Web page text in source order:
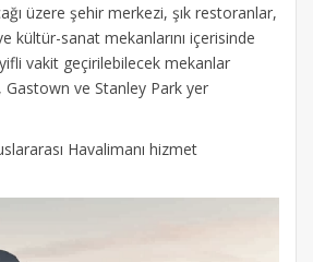
üzere şehir merkezi, şık restoranlar,
kültür-sanat mekanlarını içerisinde
vakit geçirilebilecek mekanlar
Gastown ve Stanley Park yer
Havalimanı hizmet